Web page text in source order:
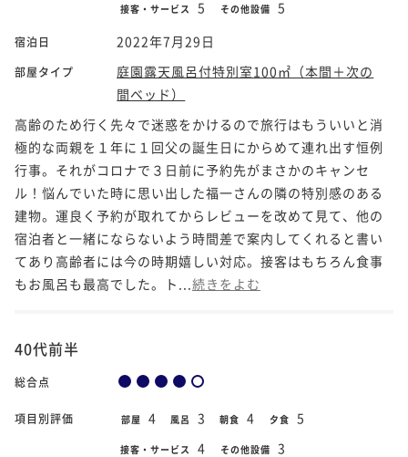
接客・サービス 5 その他設備 5
宿泊日 2022年7月29日
部屋タイプ
庭園露天風呂付特別室100㎡（本間＋次の
間ベッド）
高齢のため行く先々で迷惑をかけるので旅行はもういいと消
極的な両親を１年に１回父の誕生日にからめて連れ出す恒例
行事。それがコロナで３日前に予約先がまさかのキャンセ
ル！悩んでいた時に思い出した福一さんの隣の特別感のある
建物。運良く予約が取れてからレビューを改めて見て、他の
宿泊者と一緒にならないよう時間差で案内してくれると書い
てあり高齢者には今の時期嬉しい対応。接客はもちろん食事
もお風呂も最高でした。ト... 続きをよむ
40代前半
総合点
項目別評価 部屋 4 風呂 3 朝食 4 夕食 5
接客・サービス 4 その他設備 3